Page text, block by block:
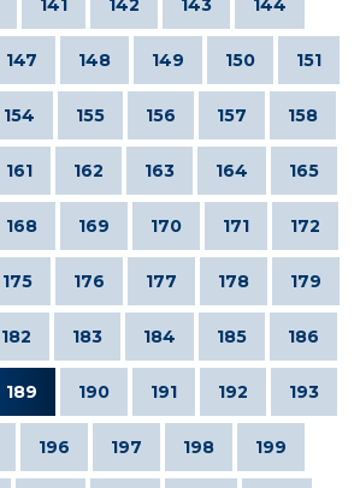
141 142 143 144
147 148 149 150 151
154 155 156 157 158
161 162 163 164 165
168 169 170 171 172
175 176 177 178 179
182 183 184 185 186
189 190 191 192 193
196 197 198 199